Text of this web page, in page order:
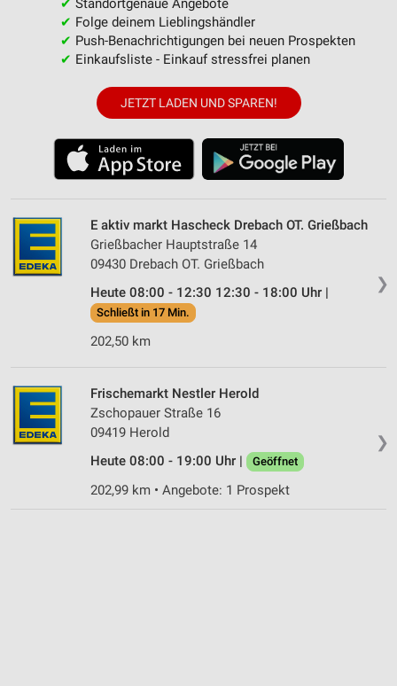
✔ Standortgenaue Angebote
✔ Folge deinem Lieblingshändler
✔ Push-Benachrichtigungen bei neuen Prospekten
✔ Einkaufsliste - Einkauf stressfrei planen
JETZT LADEN UND SPAREN!
❯
E aktiv markt Hascheck Drebach OT. Grießbach
Grießbacher Hauptstraße 14
09430 Drebach OT. Grießbach
Heute 08:00 - 12:30 12:30 - 18:00 Uhr |
Schließt in 17 Min.
202,50 km
❯
Frischemarkt Nestler Herold
Zschopauer Straße 16
09419 Herold
Heute 08:00 - 19:00 Uhr |
Geöffnet
202,99 km • Angebote: 1 Prospekt